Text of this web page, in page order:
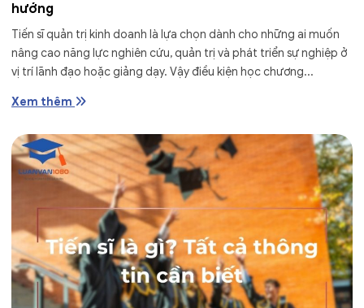
hướng
Tiến sĩ quản trị kinh doanh là lựa chọn dành cho những ai muốn
nâng cao năng lực nghiên cứu, quản trị và phát triển sự nghiệp ở
vị trí lãnh đạo hoặc giảng dạy. Vậy điều kiện học chương...
Xem thêm